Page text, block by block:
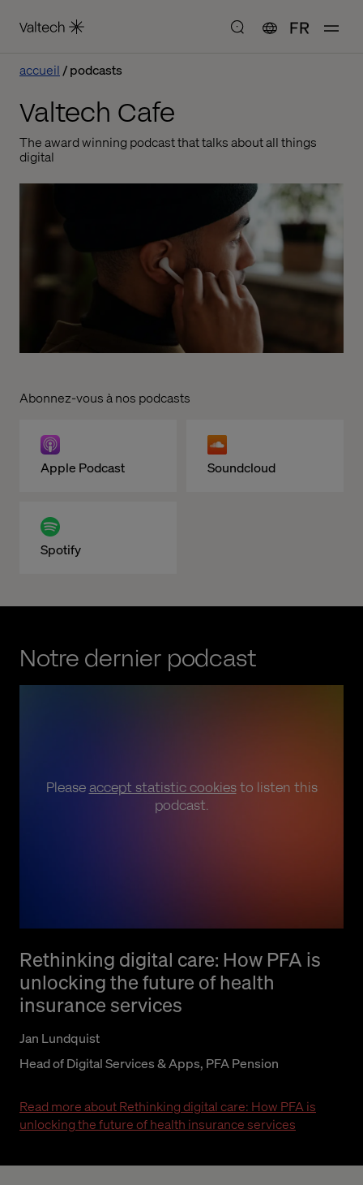
FR
accueil podcasts
Valtech Cafe
The award winning podcast that talks about all things
digital
Abonnez-vous à nos podcasts
Apple Podcast Soundcloud
Spotify
Notre dernier podcast
Rethinking digital care: How PFA is
unlocking the future of health
insurance services
Jan Lundquist
Head of Digital Services & Apps, PFA Pension
Read more about Rethinking digital care: How PFA is
unlocking the future of health insurance services
Pleaseaccept statistic cookiesto listen this
podcast.